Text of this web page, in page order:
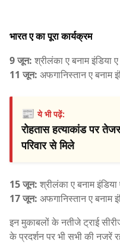
भारत ए का पूरा कार्यक्रम
9 जून: श्रीलंका ए बनाम इंडिया ए
11 जून: अफगानिस्तान ए बनाम
📰ये भी पढ़ें:
रोहतास हत्याकांड पर
परिवार से मिले
15 जून: श्रीलंका ए बनाम इंडिया
17 जून: अफगानिस्तान ए बनाम
इन मुकाबलों के नतीजे ट्राई
के प्रदर्शन पर भी सभी की नजरें